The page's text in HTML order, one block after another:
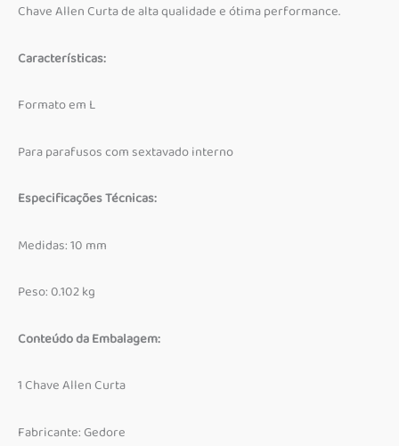
Chave Allen Curta de alta qualidade e ótima performance.
Características:
Formato em L
Para parafusos com sextavado interno
Especificações Técnicas:
Medidas: 10 mm
Peso: 0.102 kg
Conteúdo da Embalagem:
1 Chave Allen Curta
Fabricante: Gedore